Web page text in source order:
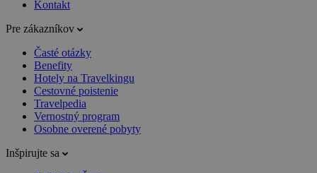
Kontakt
Pre zákazníkov
Časté otázky
Benefity
Hotely na Travelkingu
Cestovné poistenie
Travelpedia
Vernostný program
Osobne overené pobyty
Inšpirujte sa